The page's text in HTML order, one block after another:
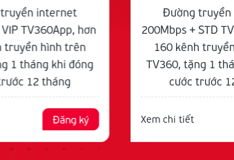
internet
TV360App, hơn
truyền hình trên
1 tháng khi đóng
12 tháng
Đăng ký
Đường
200Mbps + STD
160 kênh
TV360, tặng 1
cước trước
Xem chi tiết